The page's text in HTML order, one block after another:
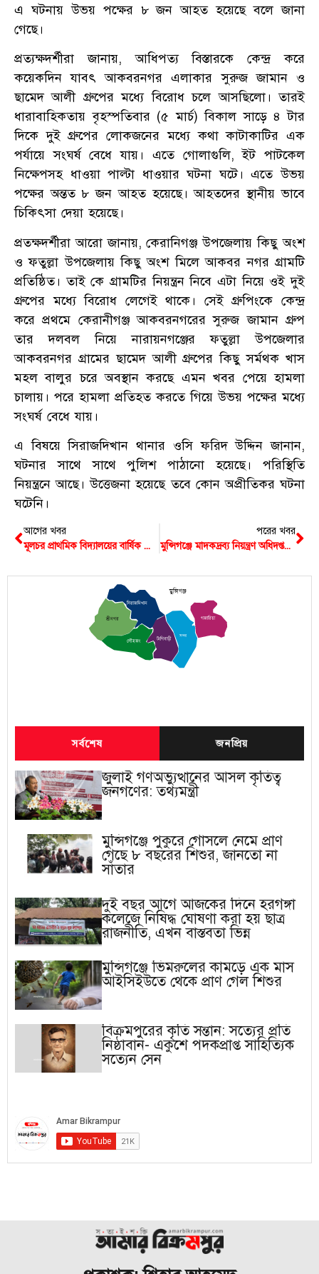
এ ঘটনায় উভয় পক্ষের ৮ জন আহত হয়েছে বলে জানা
গেছে।
প্রত্যক্ষদর্শীরা জানায়, আধিপত্য বিস্তারকে কেন্দ্র করে
কয়েকদিন যাবৎ আকবরনগর এলাকার সুরুজ জামান ও
ছামেদ আলী গ্রুপের মধ্যে বিরোধ চলে আসছিলো। তারই
ধারাবাহিকতায় বৃহস্পতিবার (৫ মার্চ) বিকাল সাড়ে ৪ টার
দিকে দুই গ্রুপের লোকজনের মধ্যে কথা কাটাকাটির এক
পর্যায়ে সংঘর্ষ বেধে যায়। এতে গোলাগুলি, ইট পাটকেল
নিক্ষেপসহ ধাওয়া পাল্টা ধাওয়ার ঘটনা ঘটে। এতে উভয়
পক্ষের অন্তত ৮ জন আহত হয়েছে। আহতদের স্থানীয় ভাবে
চিকিৎসা দেয়া হয়েছে।
প্রতক্ষদর্শীরা আরো জানায়, কেরানিগঞ্জ উপজেলায় কিছু অংশ
ও ফতুল্লা উপজেলায় কিছু অংশ মিলে আকবর নগর গ্রামটি
প্রতিষ্ঠিত। তাই কে গ্রামটির নিয়ন্ত্রন নিবে এটা নিয়ে ওই দুই
গ্রুপের মধ্যে বিরোধ লেগেই থাকে। সেই গ্রুপিংকে কেন্দ্র
করে প্রথমে কেরানীগঞ্জ আকবরনগরের সুরুজ জামান গ্রুপ
তার দলবল নিয়ে নারায়নগঞ্জের ফতুল্লা উপজেলার
আকবরনগর গ্রামের ছামেদ আলী গ্রুপের কিছু সর্মথক খাস
মহল বালুর চরে অবস্থান করছে এমন খবর পেয়ে হামলা
চালায়। পরে হামলা প্রতিহত করতে গিয়ে উভয় পক্ষের মধ্যে
সংঘর্ষ বেধে যায়।
এ বিষয়ে সিরাজদিখান থানার ওসি ফরিদ উদ্দিন জানান,
ঘটনার সাথে সাথে পুলিশ পাঠানো হয়েছে। পরিস্থিতি
নিয়ন্ত্রনে আছে। উত্তেজনা হয়েছে তবে কোন অপ্রীতিকর ঘটনা
ঘটেনি।
আগের খবর
মূলচর প্রাথমিক বিদ্যালয়ের বার্ষিক ক্রীড়া প্রতিযোগিতা ও পুরস্কার বিতরণী অনুষ্ঠিত
পরের খবর
মুন্সিগঞ্জে মাদকদ্রব্য নিয়ন্ত্রণ অধিদপ্তরের অভিযানে ইয়াবাসহ গ্রেফতার ১
শ্রীনগর
সিরাজদিখান
টংগিবাড়ী
সদর
গজারিয়া
লৌহজং
মুন্সিগঞ্জ
সর্বশেষ জনপ্রিয়
জুলাই গণঅভ্যুত্থানের আসল কৃতিত্ব
জনগণের: তথ্যমন্ত্রী
মুন্সিগঞ্জে পুকুরে গোসলে নেমে প্রাণ
গেছে ৮ বছরের শিশুর, জানতো না
সাঁতার
দুই বছর আগে আজকের দিনে হরগঙ্গা
কলেজে নিষিদ্ধ ঘোষণা করা হয় ছাত্র
রাজনীতি, এখন বাস্তবতা ভিন্ন
মুন্সিগঞ্জে ভিমরুলের কামড়ে এক মাস
আইসিইউতে থেকে প্রাণ গেল শিশুর
বিক্রমপুরের কৃতি সন্তান: সত্যের প্রতি
নিষ্ঠাবান- একুশে পদকপ্রাপ্ত সাহিত্যিক
সত্যেন সেন